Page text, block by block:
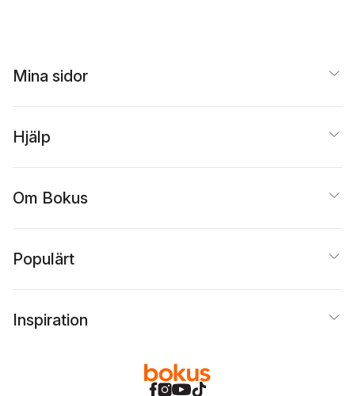
Mina sidor
Hjälp
Om Bokus
Populärt
Inspiration